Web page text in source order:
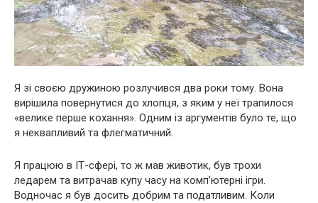
Я зі своєю дружиною розлучився два роки тому. Вона
вирішила повернутися до хлопця, з яким у неї трапилося
«велике перше кохання». Одним із аргументів було те, що
я неквапливий та флегматичний.
Я працюю в ІТ-сфері, то ж мав животик, був трохи
ледарем та витрачав купу часу на комп’ютерні ігри.
Водночас я був досить добрим та податливим. Коли